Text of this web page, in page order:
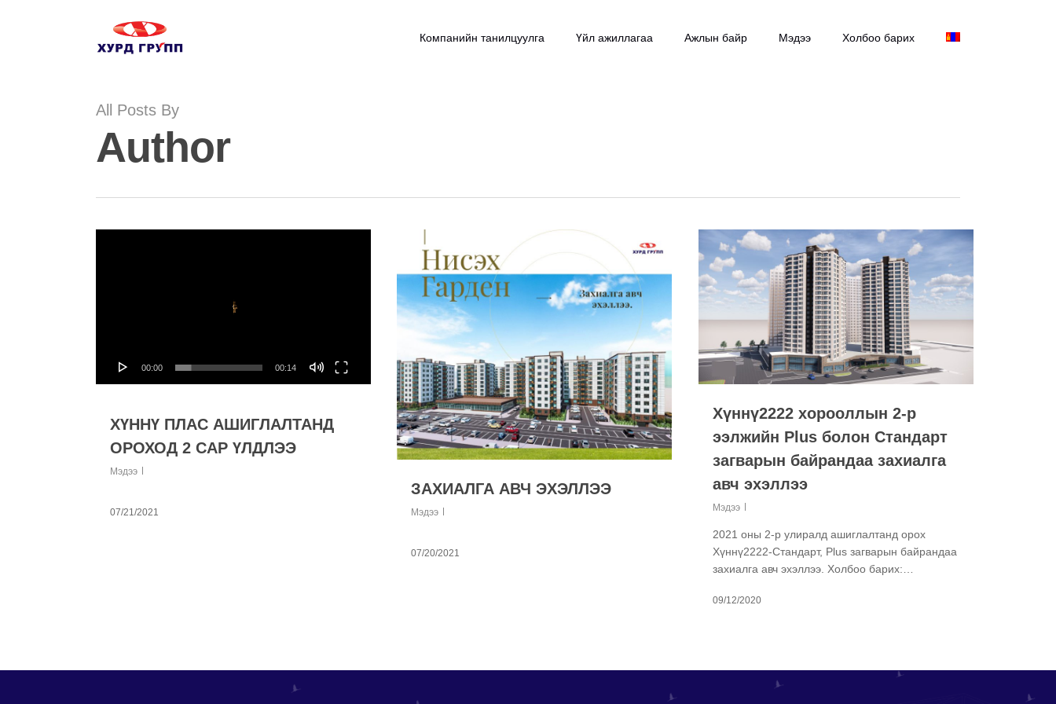
Компанийн танилцуулга Үйл ажиллагаа Ажлын байр Мэдээ Холбоо барих
All Posts By
Author
00:00 00:14
ХҮННҮ ПЛАС АШИГЛАЛТАНД
ОРОХОД 2 САР ҮЛДЛЭЭ
Мэдээ
07/21/2021
ЗАХИАЛГА АВЧ ЭХЭЛЛЭЭ
Мэдээ
07/20/2021
Хүннү2222 хорооллын 2-р
ээлжийн Plus болон Стандарт
загварын байрандаа захиалга
авч эхэллээ
Мэдээ
2021 оны 2-р улиралд ашиглалтанд орох
Хүннү2222-Стандарт, Plus загварын байрандаа
захиалга авч эхэллээ. Холбоо барих:…
09/12/2020